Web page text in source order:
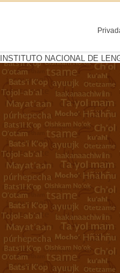
INSTITUTO NACIONAL DE